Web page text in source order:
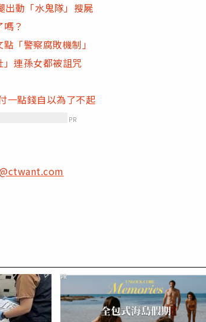
動「水鬼隊」搜屍
？
「警察腐敗機制」
連孫女都被詛咒
一點錢自以為了不起
PR
PR